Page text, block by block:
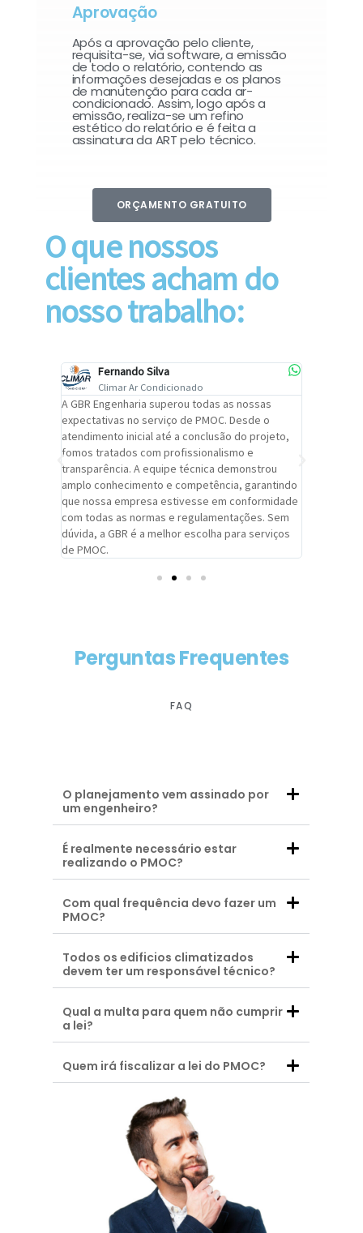
Aprovação
Após a aprovação pelo cliente,
requisita-se, via software, a emissão
de todo o relatório, contendo as
informações desejadas e os planos
de manutenção para cada ar-
condicionado. Assim, logo após a
emissão, realiza-se um refino
estético do relatório e é feita a
assinatura da ART pelo técnico.
ORÇAMENTO GRATUITO
O que nossos
clientes acham do
nosso trabalho:
Fernando Silva
Climar Ar Condicionado
A GBR Engenharia superou todas as nossas
expectativas no serviço de PMOC. Desde o
atendimento inicial até a conclusão do projeto,
fomos tratados com profissionalismo e
transparência. A equipe técnica demonstrou
amplo conhecimento e competência, garantindo
que nossa empresa estivesse em conformidade
com todas as normas e regulamentações. Sem
dúvida, a GBR é a melhor escolha para serviços
de PMOC.
Perguntas Frequentes
FAQ
O planejamento vem assinado por
um engenheiro?
É realmente necessário estar
realizando o PMOC?
Com qual frequência devo fazer um
PMOC?
Todos os edificios climatizados
devem ter um responsável técnico?
Qual a multa para quem não cumprir
a lei?
Quem irá fiscalizar a lei do PMOC?